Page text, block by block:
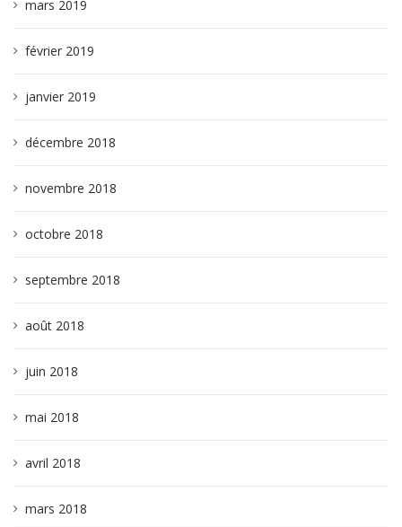
mars 2019
février 2019
janvier 2019
décembre 2018
novembre 2018
octobre 2018
septembre 2018
août 2018
juin 2018
mai 2018
avril 2018
mars 2018